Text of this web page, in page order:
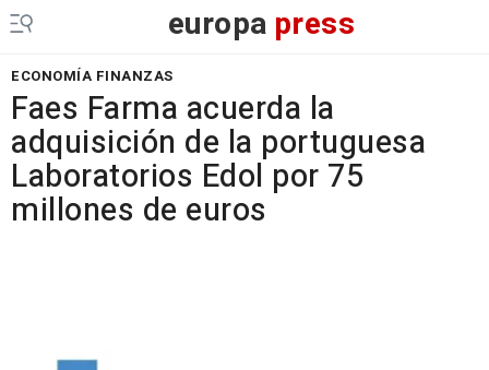
europa press
ECONOMÍA FINANZAS
Faes Farma acuerda la
adquisición de la portuguesa
Laboratorios Edol por 75
millones de euros